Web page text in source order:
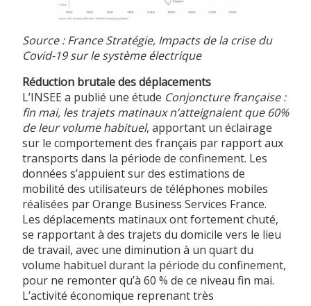
Source : France Stratégie, Impacts de la crise du
Covid-19 sur le système électrique
Réduction brutale des déplacements
L’INSEE a publié une étude Conjoncture française :
fin mai, les trajets matinaux n’atteignaient que 60%
de leur volume habituel, apportant un éclairage
sur le comportement des français par rapport aux
transports dans la période de confinement. Les
données s’appuient sur des estimations de
mobilité des utilisateurs de téléphones mobiles
réalisées par Orange Business Services France.
Les déplacements matinaux ont fortement chuté,
se rapportant à des trajets du domicile vers le lieu
de travail, avec une diminution à un quart du
volume habituel durant la période du confinement,
pour ne remonter qu’à 60 % de ce niveau fin mai.
L’activité économique reprenant très